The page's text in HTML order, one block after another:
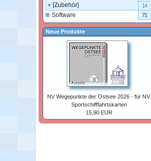
[Zubehör] 14
Software 71
Neue Produkte
NV Wegepunkte der Ostsee 2026 - für NV.
Sportschifffahrtskarten
15,90 EUR